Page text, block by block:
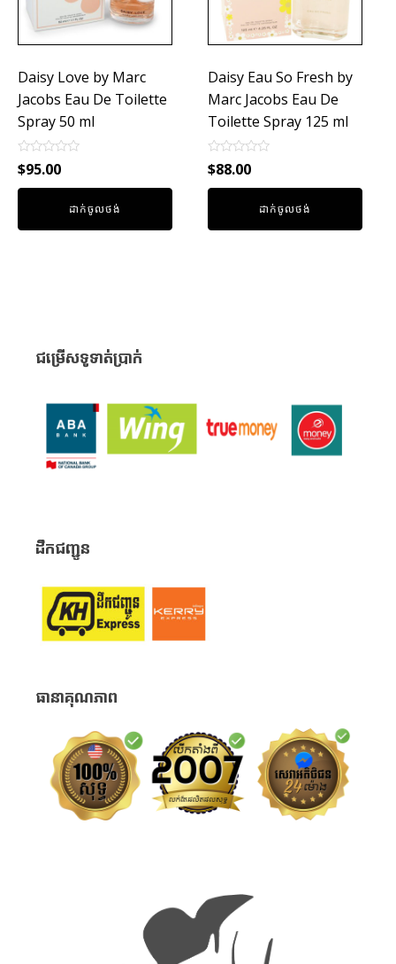
Daisy Love by Marc
Jacobs Eau De Toilette
Spray 50 ml
Rated
0
out
$95.00
ដាក់ចូលថង់
Daisy Eau So Fresh by
Marc Jacobs Eau De
Toilette Spray 125 ml
Rated
0
out
$88.00
ដាក់ចូលថង់
ជម្រើសទូទាត់ប្រាក់
ដឹកជញ្ជូន
ធានាគុណភាព